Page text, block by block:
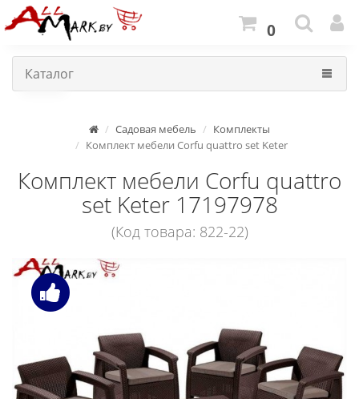
0
Каталог
Садовая мебель
Комплекты
Комплект мебели Corfu quattro set Keter
Комплект мебели Corfu quattro
set Keter 17197978
(Код товара: 822-22)